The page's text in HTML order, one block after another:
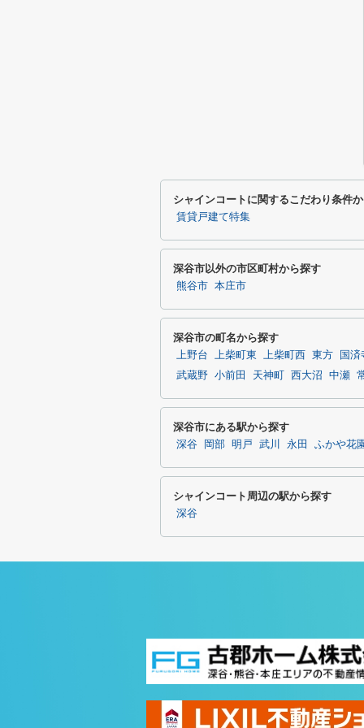
シャインコートに関するこだわり条件
賃貸戸建て特集
深谷市以外の市区町村から探す
熊谷市 本庄市
深谷市の町名から探す
上野台 上柴町東 上柴町西 東方 国済
武蔵野 小前田 天神町 西大沼 中瀬
深谷市にある駅から探す
深谷 岡部 明戸 武川 永田 ふかや花
シャインコート周辺の駅から探す
深谷